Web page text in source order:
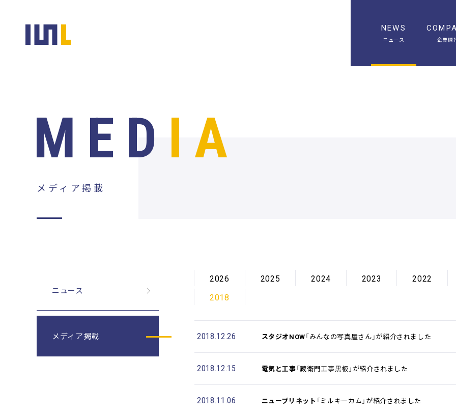
NEWS
ニュース 企業情
MED IA
メディア掲載
ニュース
メディア掲載
2026 2025 2024 2023 2022
2018
2018.12.26 スタジオNOW「みんなの写真屋さん」が紹介されました
2018.12.15 電気と工事「蔵衛門工事黒板」が紹介されました
2018.11.06 ニュープリネット 「ミルキーカム」が紹介されました